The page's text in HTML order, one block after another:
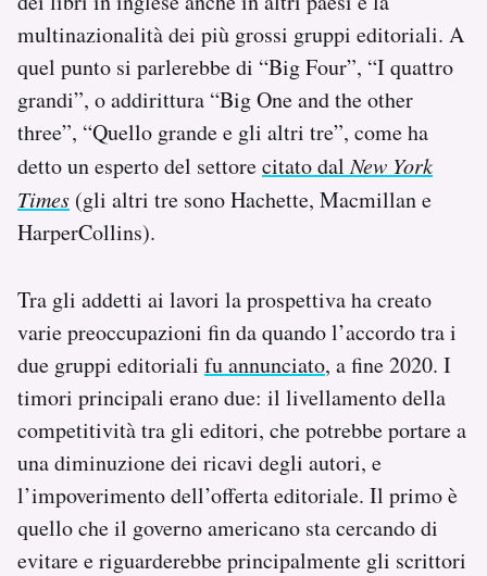
multinazionalità dei più grossi gruppi editoriali. A
quel punto si parlerebbe di “Big Four”, “I quattro
grandi”, o addirittura “Big One and the other
three”, “Quello grande e gli altri tre”, come ha
detto un esperto del settorecitato dalNew York
Times (gli altri tre sono Hachette, Macmillan e
HarperCollins).
Tra gli addetti ai lavori la prospettiva ha creato
varie preoccupazioni fin da quando l’accordo tra i
due gruppi editoriali fu annunciato, a fine 2020. I
timori principali erano due: il livellamento della
competitività tra gli editori, che potrebbe portare a
una diminuzione dei ricavi degli autori, e
l’impoverimento dell’offerta editoriale. Il primo è
quello che il governo americano sta cercando di
evitare e riguarderebbe principalmente gli scrittori